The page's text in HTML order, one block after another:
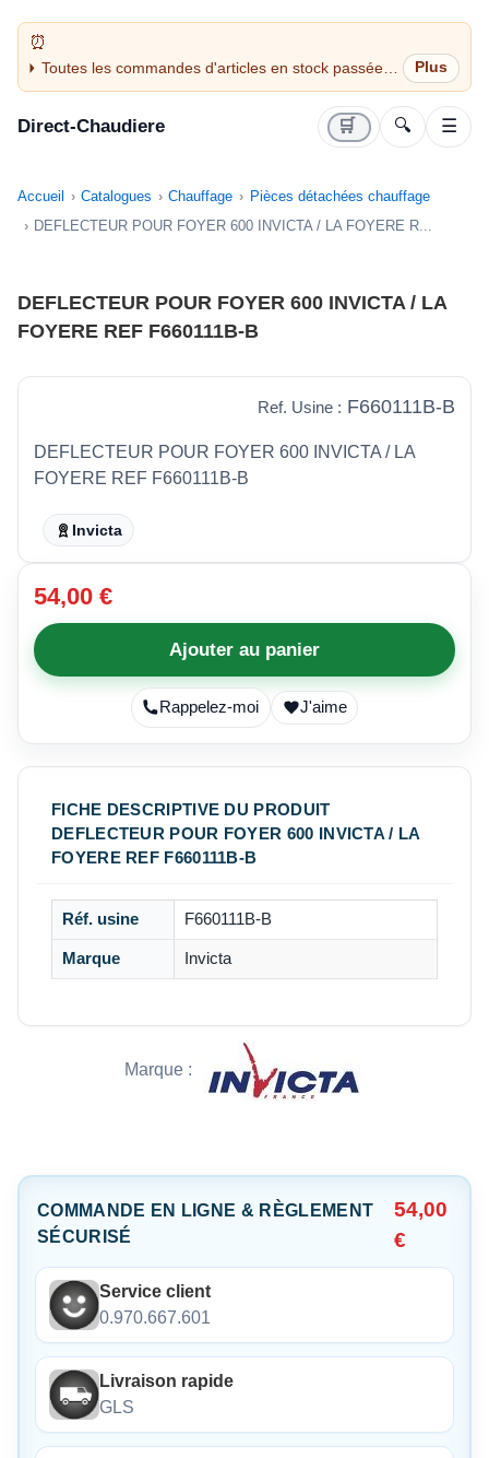
Toutes les commandes d'articles en stock passées
avant 14H sont expédiées le jour même (jours
Direct-Chaudiere 🛒 🔍 ☰
Accueil Catalogues Chauffage
Pièces détachées chauffage
DEFLECTEUR POUR FOYER 600 INVICTA / LA FOYERE R...
DEFLECTEUR POUR FOYER 600 INVICTA / LA
FOYERE REF F660111B-B
Ref. Usine : F660111B-B
DEFLECTEUR POUR FOYER 600 INVICTA / LA
FOYERE REF F660111B-B
Invicta
54,00 €
Ajouter au panier
Rappelez-moi J'aime
FICHE DESCRIPTIVE DU PRODUIT
DEFLECTEUR POUR FOYER 600 INVICTA / LA
FOYERE REF F660111B-B
Réf. usine F660111B-B
Marque Invicta
Marque :
COMMANDE EN LIGNE & RÈGLEMENT
SÉCURISÉ
54,00
€
Service client
0.970.667.601
Livraison rapide
GLS